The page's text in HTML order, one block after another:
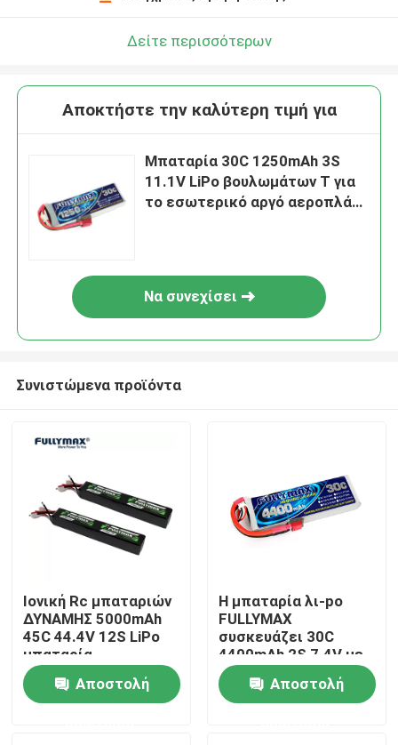
Αρχική Σελίδα
Προϊόντα
Δείτε περισσότερων
Αποκτήστε την καλύτερη τιμή για
Μπαταρία 30C 1250mAh 3S
11.1V LiPo βουλωμάτων Τ για
το εσωτερικό αργό αεροπλάνο
Να συνεχίσει
Συνιστώμενα προϊόντα
Ιονική Rc μπαταριών
ΔΥΝΑΜΗΣ 5000mAh
45C 44.4V 12S LiPo
μπαταρία
αεροπλάνων λι
Αποστολή
Η μπαταρία λι-po
FULLYMAX
συσκευάζει 30C
4400mAh 2S 7.4V με
το βούλωμα Τ για το
αεροπλάνο Heli
φορτηγών βαρκών
Αποστολή